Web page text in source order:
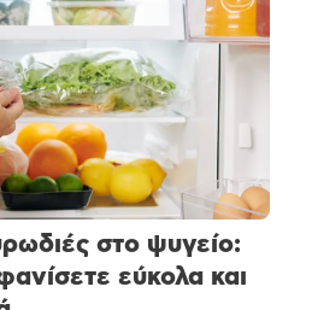
στο ψυγείο:
εύκολα και